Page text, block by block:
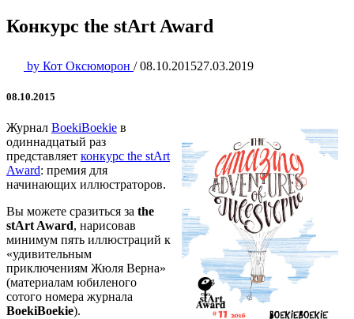
Конкурс the stArt Award
by Кот Оксюморон / 08.10.201527.03.2019
08.10.2015
Журнал BoekiBoekie в
одиннадцатый раз
представляет конкурс the stArt
Award: премия для
начинающих иллюстраторов.
Вы можете сразиться за the
stArt Award, нарисовав
минимум пять иллюстраций к
«удивительным
приключениям Жюля Верна»
(материалам юбиленого
сотого номера журнала
BoekiBoekie).